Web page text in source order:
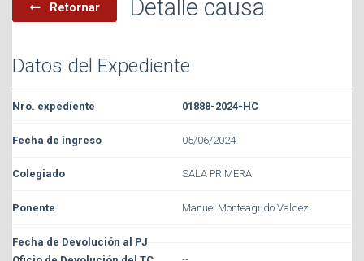
Retornar Detalle causa
Datos del Expediente
01888-2024-HC
05/06/2024
SALA PRIMERA
Manuel Monteagudo Valdez